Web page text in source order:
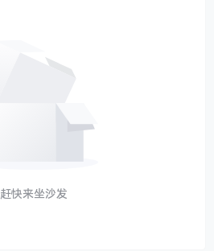
赶快来坐沙发